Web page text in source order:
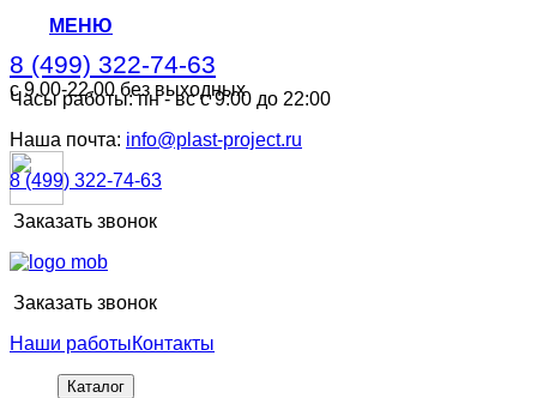
МЕНЮ
8 (499) 322-74-63
с 9.00-22.00 без выходных
8 (499) 322-74-63
с 9.00-22.00 без выходных
Часы работы: пн - вс с 9:00 до 22:00
Наша почта: info@plast-project.ru
8 (499) 322-74-63
Заказать звонок
Заказать звонок
Наши работыКонтакты
Каталог